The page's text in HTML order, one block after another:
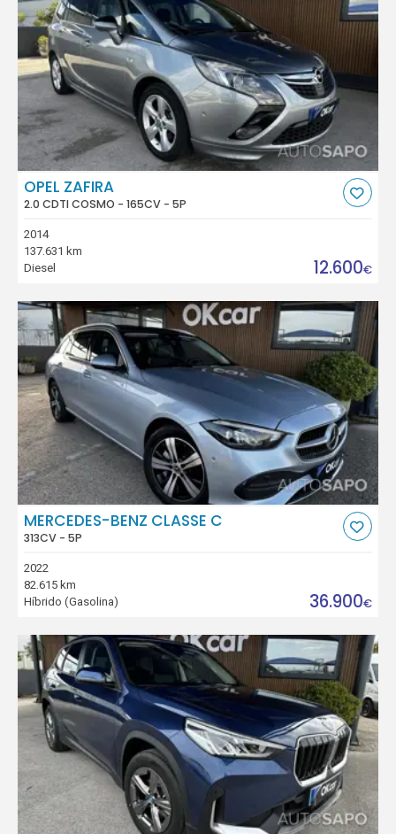
OPEL ZAFIRA
2.0 CDTI COSMO - 165CV - 5P
2014
137.631 km
Diesel
12.600€
MERCEDES-BENZ CLASSE C
313CV - 5P
2022
82.615 km
Híbrido (Gasolina)
36.900€